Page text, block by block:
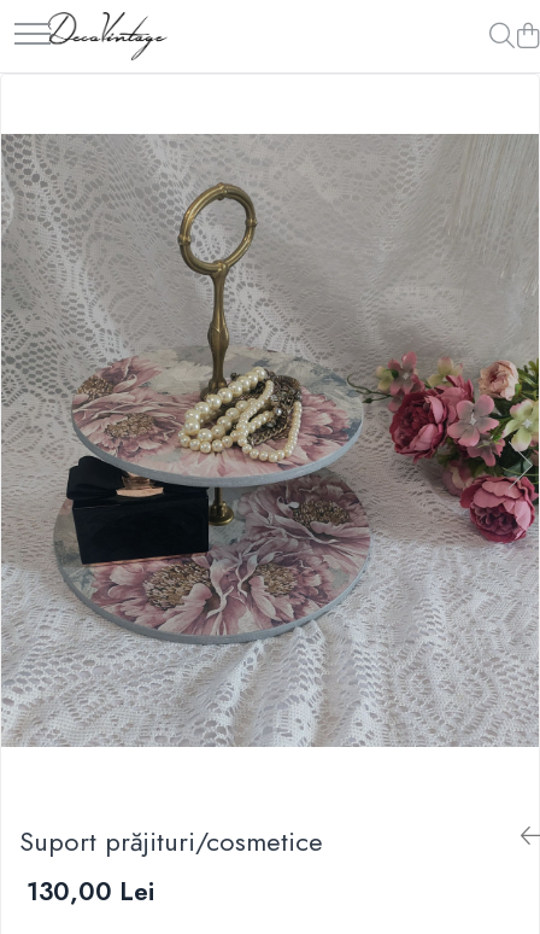
Suport prăjituri/cosmetice
130,00 Lei